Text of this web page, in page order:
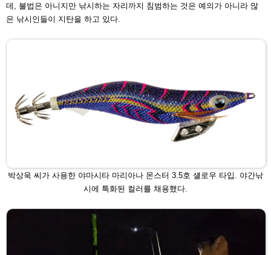
데, 불법은 아니지만 낚시하는 자리까지 침범하는 것은 예의가 아니라 많
은 낚시인들이 지탄을 하고 있다.
박상욱 씨가 사용한 야마시타 마리아나 몬스터 3.5호 섈로우 타입. 야간낚
시에 특화된 컬러를 채용했다.